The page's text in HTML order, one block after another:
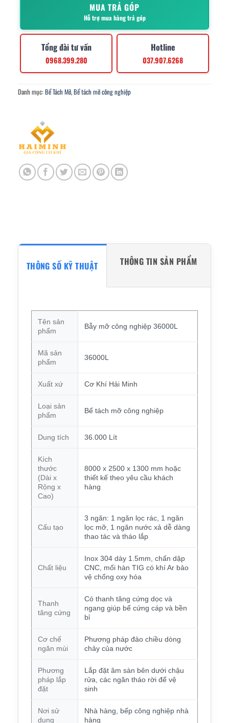
MUA TRẢ GÓP
Hỗ trợ mua hàng trả góp
Tổng đài tư vấn
0968.399.280
Hotline
037.907.6268
Danh mục: Bể Tách Mỡ,Bể tách mỡ công nghiệp
THÔNG SỐ KỸ THUẬT THÔNG TIN SẢN PHẨM
Tên sản
phẩm
Bẫy mỡ công nghiệp 36000L
Mã sản
phẩm
36000L
Xuất xứ Cơ Khí Hải Minh
Loại sản
phẩm
Bể tách mỡ công nghiệp
Dung tích 36.000 Lít
Kích
thước
(Dài x
Rộng x
Cao)
8000 x 2500 x 1300 mm hoặc
thiết kế theo yêu cầu khách
hàng
Cấu tạo
3 ngăn: 1 ngăn lọc rác, 1 ngăn
lọc mỡ, 1 ngăn nước xả dễ dàng
thao tác và tháo lắp
Chất liệu
Inox 304 dày 1.5mm, chấn dập
CNC, mối hàn TIG có khí Ar bảo
vệ chống oxy hóa
Thanh
tăng cứng
Có thanh tăng cứng dọc và
ngang giúp bể cứng cáp và bền
bỉ
Cơ chế
ngăn mùi
Phương pháp đảo chiều dòng
chảy của nước
Phương
pháp lắp
đặt
Lắp đặt âm sàn bên dưới chậu
rửa, các ngăn tháo rời để vệ
sinh
Nơi sử
dụng
Nhà hàng, bếp công nghiệp nhà
hàng